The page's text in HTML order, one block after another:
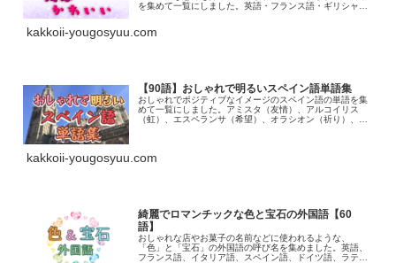
を集めて一覧にしました。英語・フランス語・ギリシャ
kakkoii-yougosyuu.com
【90語】おしゃれで明るいスペイン語単語集
おしゃれでポジティブなイメージのスペイン語の単語を集
めて一覧にしました。アミスタ（友情）、アルコイリス
（虹）、エスペランサ（希望）、オラシオン（祈り）、セ
kakkoii-yougosyuu.com
綺麗でロマンチックな色と宝石の外国語【60
語】
おしゃれな店やお菓子の名前などに使われるような、
「色」と「宝石」の外国語の呼び名を集めました。英語、
フランス語、イタリア語、スペイン語、ドイツ語、ラテン